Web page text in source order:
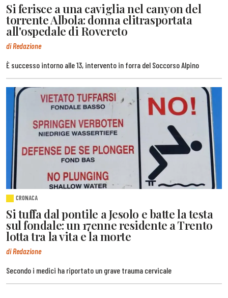
Si ferisce a una caviglia nel canyon del
torrente Albola: donna elitrasportata
all'ospedale di Rovereto
di Redazione
È successo intorno alle 13, intervento in forra del Soccorso Alpino
CRONACA
Si tuffa dal pontile a Jesolo e batte la testa
sul fondale: un 17enne residente a Trento
lotta tra la vita e la morte
di Redazione
Secondo i medici ha riportato un grave trauma cervicale